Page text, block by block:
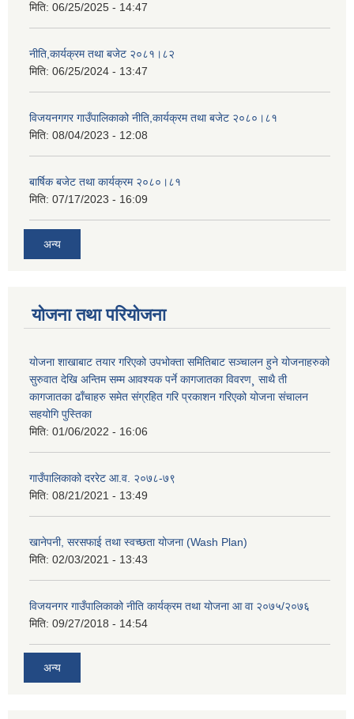
मिति: 06/25/2025 - 14:47
नीति,कार्यक्रम तथा बजेट २०८१।८२
मिति: 06/25/2024 - 13:47
विजयनगगर गाउँपालिकाको नीति,कार्यक्रम तथा बजेट २०८०।८१
मिति: 08/04/2023 - 12:08
बार्षिक बजेट तथा कार्यक्रम २०८०।८१
मिति: 07/17/2023 - 16:09
अन्य
योजना तथा परियोजना
योजना शाखाबाट तयार गरिएको उपभोक्ता समितिबाट सञ्चालन हुने योजनाहरुको
सुरुवात देखि अन्तिम सम्म आवश्यक पर्ने कागजातका विवरण¸ साथै ती
कागजातका ढाँचाहरु समेत संग्रहित गरि प्रकाशन गरिएको योजना संचालन
सहयोगि पुस्तिका
मिति: 01/06/2022 - 16:06
गाउँपालिकाको दररेट आ.व. २०७८-७९
मिति: 08/21/2021 - 13:49
खानेपनी, सरसफाई तथा स्वच्छता योजना (Wash Plan)
मिति: 02/03/2021 - 13:43
विजयनगर गाउँपालिकाको नीति कार्यक्रम तथा योजना आ वा २०७५/२०७६
मिति: 09/27/2018 - 14:54
अन्य